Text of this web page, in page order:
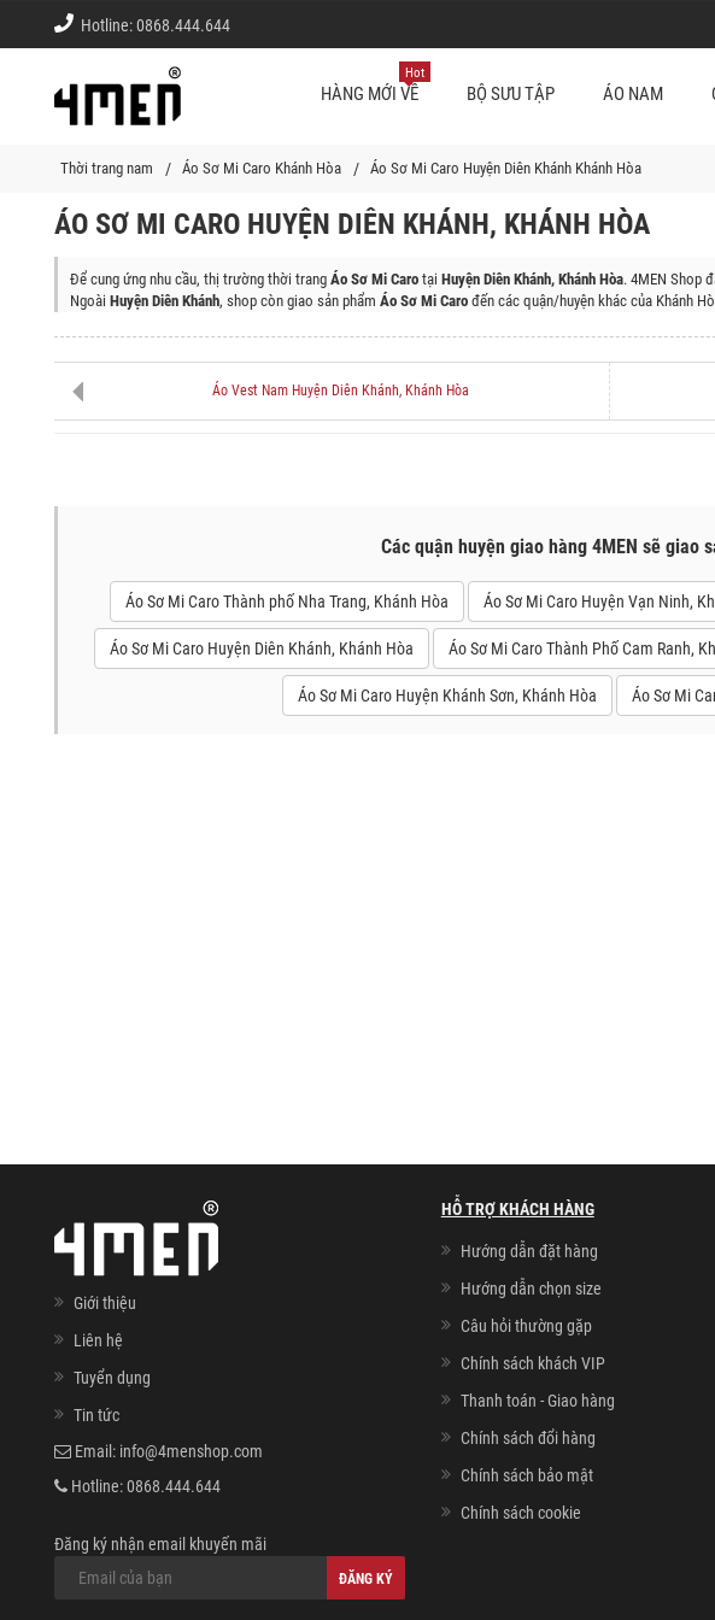
Hotline:0868.444.644
HÀNG MỚI VỀ
Hot
BỘ SƯU TẬP ÁO NAM
Thời trang nam Áo Sơ Mi Caro Khánh Hòa Áo Sơ Mi Caro Huyện Diên Khánh Khánh Hòa
ÁO SƠ MI CARO HUYỆN DIÊN KHÁNH, KHÁNH HÒA
Để cung ứng nhu cầu, thị trường thời trang Áo Sơ Mi Carotại Huyện Diên Khánh, Khánh Hòa. 4MEN Shop
Ngoài Huyện Diên Khánh, shop còn giao sản phẩm Áo Sơ Mi Carođến các quận/huyện khác của Khánh
Áo Vest Nam Huyện Diên Khánh, Khánh Hòa
Các quận huyện giao hàng 4MEN sẽ giao
Áo Sơ Mi Caro Thành phố Nha Trang, Khánh Hòa Áo Sơ Mi Caro Huyện Vạn Ninh,
Áo Sơ Mi Caro Huyện Diên Khánh, Khánh Hòa Áo Sơ Mi Caro Thành Phố Cam Ranh,
Áo Sơ Mi Caro Huyện Khánh Sơn, Khánh Hòa Áo Sơ Mi
Giới thiệu
Liên hệ
Tuyển dụng
Tin tức
Email: info@4menshop.com
Hotline:0868.444.644
Đăng ký nhận email khuyến mãi
ĐĂNG KÝ
HỖ TRỢ KHÁCH HÀNG
Hướng dẫn đặt hàng
Hướng dẫn chọn size
Câu hỏi thường gặp
Chính sách khách VIP
Thanh toán - Giao hàng
Chính sách đổi hàng
Chính sách bảo mật
Chính sách cookie